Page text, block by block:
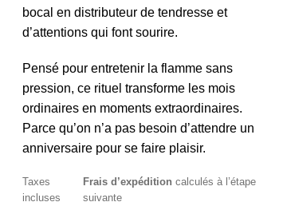
bocal en distributeur de tendresse et
d’attentions qui font sourire.
Pensé pour entretenir la flamme sans
pression, ce rituel transforme les mois
ordinaires en moments extraordinaires.
Parce qu’on n’a pas besoin d’attendre un
anniversaire pour se faire plaisir.
Taxes
incluses
Frais d’expédition calculés à l’étape
suivante